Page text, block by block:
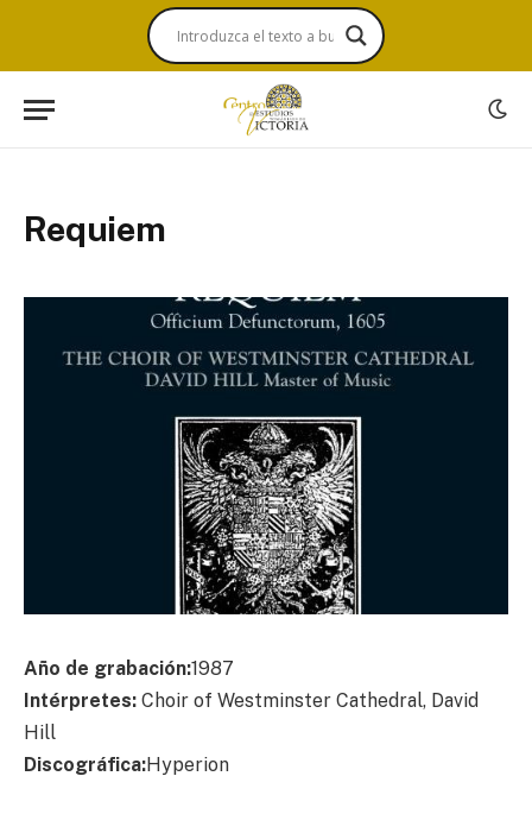
Requiem
Año de grabación:1987
Intérpretes: Choir of Westminster Cathedral, David
Hill
Discográfica:Hyperion